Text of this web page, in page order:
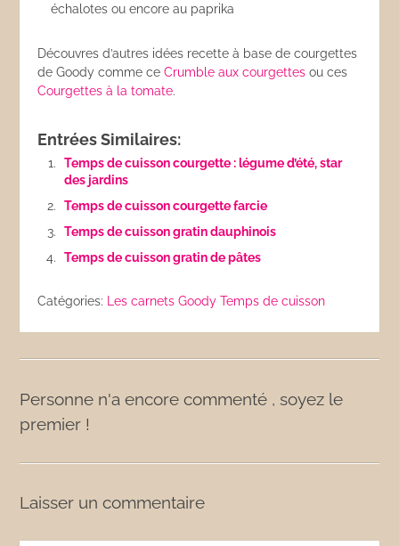
échalotes ou encore au paprika
Découvres d’autres idées recette à base de courgettes
de Goody comme ceCrumble aux courgettes ou ces
Courgettes à la tomate.
Entrées Similaires:
Temps de cuisson courgette : légume d’été, star
des jardins
Temps de cuisson courgette farcie
Temps de cuisson gratin dauphinois
Temps de cuisson gratin de pâtes
Catégories: Les carnets Goody Temps de cuisson
Personne n'a encore commenté , soyez le
premier !
Laisser un commentaire